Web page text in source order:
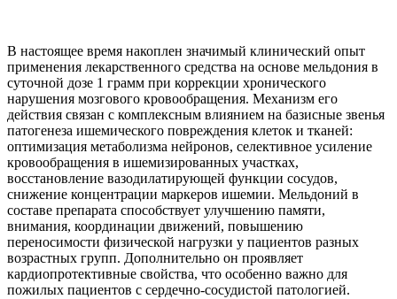
В настоящее время накоплен значимый клинический опыт
применения лекарственного средства на основе мельдония в
суточной дозе 1 грамм при коррекции хронического
нарушения мозгового кровообращения. Механизм его
действия связан с комплексным влиянием на базисные звенья
патогенеза ишемического повреждения клеток и тканей:
оптимизация метаболизма нейронов, селективное усиление
кровообращения в ишемизированных участках,
восстановление вазодилатирующей функции сосудов,
снижение концентрации маркеров ишемии. Мельдоний в
составе препарата способствует улучшению памяти,
внимания, координации движений, повышению
переносимости физической нагрузки у пациентов разных
возрастных групп. Дополнительно он проявляет
кардиопротективные свойства, что особенно важно для
пожилых пациентов с сердечно-сосудистой патологией.